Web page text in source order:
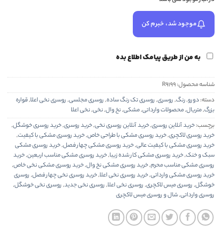
موجود شد، خبرم کن
به من از طریق پیامک اطلاع بده
شناسه محصول: R9199
دسته: دورو,رنگ,روسری,روسری تک رنگ ساده,روسری مجلسی,روسری نخی اعلا,قواره
بزرگ,متریال,محصولات وارداتی,مشکی,نخ وال,نخی,نخی اعلا
برچسب:خرید آنلاین روسری,خرید آنلاین روسری نخی,خرید روسری,خرید روسری خوشگل,
خرید روسری لاکچری,خرید روسری مشکی با طراحی خاص,خرید روسری مشکی با کیفیت,
خرید روسری مشکی با کیفیت عالی,خرید روسری مشکی چهار فصل,خرید روسری مشکی
سبک و خنک,خرید روسری مشکی کار شده زیبا,خرید روسری مشکی مناسب اربعین,خرید
روسری مشکی مناسب محرم,خرید روسری مشکی نخ وال,خرید روسری مشکی نخی خاص,
خرید روسری مشکی وارداتی,خرید روسری نخی اعلا,خرید روسری نخی چهار فصل,روسری
خوشگل,روسری میس لاکچری,روسری نخی اعلا,روسری نخی جدید,روسری نخی خوشگل,
روسری وارداتی,شال و روسری میس لاکچری